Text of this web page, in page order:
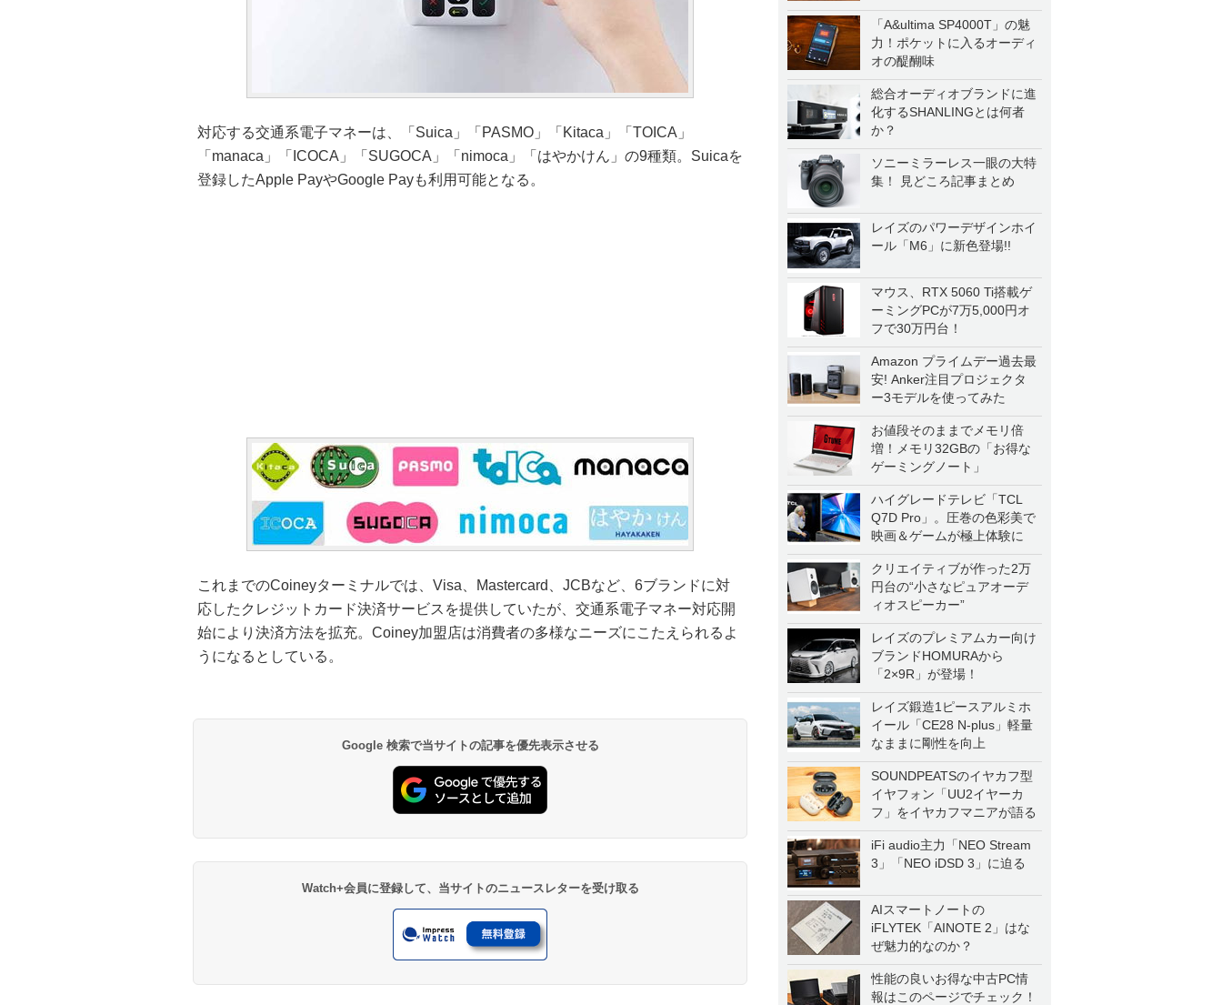
一気に聴く
「A&ultima SP4000T」の魅
力！ポケットに入るオーディ
オの醍醐味
総合オーディオブランドに進
化するSHANLINGとは何者
か？
ソニーミラーレス一眼の大特
集！ 見どころ記事まとめ
レイズのパワーデザインホイ
ール「M6」に新色登場!!
マウス、RTX 5060 Ti搭載ゲ
ーミングPCが7万5,000円オ
フで30万円台！
Amazon プライムデー過去最
安! Anker注目プロジェクタ
ー3モデルを使ってみた
お値段そのままでメモリ倍
増！メモリ32GBの「お得な
ゲーミングノート」
ハイグレードテレビ「TCL
Q7D Pro」。圧巻の色彩美で
映画＆ゲームが極上体験に
クリエイティブが作った2万
円台の“小さなピュアオーデ
ィオスピーカー”
レイズのプレミアムカー向け
ブランドHOMURAから
「2×9R」が登場！
レイズ鍛造1ピースアルミホ
イール「CE28 N-plus」軽量
なままに剛性を向上
SOUNDPEATSのイヤカフ型
イヤフォン「UU2イヤーカ
フ」をイヤカフマニアが語る
iFi audio主力「NEO Stream
3」「NEO iDSD 3」に迫る
AIスマートノートの
iFLYTEK「AINOTE 2」はな
ぜ魅力的なのか？
性能の良いお得な中古PC情
報はこのページでチェック！
対応する交通系電子マネーは、「Suica」「PASMO」「Kitaca」「TOICA」
「manaca」「ICOCA」「SUGOCA」「nimoca」「はやかけん」の9種類。Suicaを
登録したApple PayやGoogle Payも利用可能となる。
これまでのCoineyターミナルでは、Visa、Mastercard、JCBなど、6ブランドに対
応したクレジットカード決済サービスを提供していたが、交通系電子マネー対応開
始により決済方法を拡充。Coiney加盟店は消費者の多様なニーズにこたえられるよ
うになるとしている。
Google 検索で当サイトの記事を優先表示させる
Watch+会員に登録して、当サイトのニュースレターを受け取る